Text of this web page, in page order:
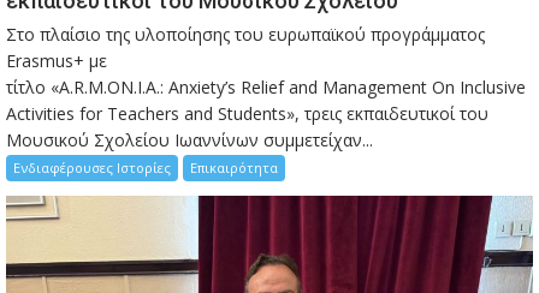
Στο πλαίσιο της υλοποίησης του ευρωπαϊκού προγράμματος
Erasmus+ με
τίτλο «A.R.M.ON.I.A.: Anxiety’s Relief and Management On Inclusive
Activities for Teachers and Students», τρεις εκπαιδευτικοί του
Μουσικού Σχολείου Ιωαννίνων συμμετείχαν...
Ενδιαφέρουσες Ιστορίες Επικαιρότητα